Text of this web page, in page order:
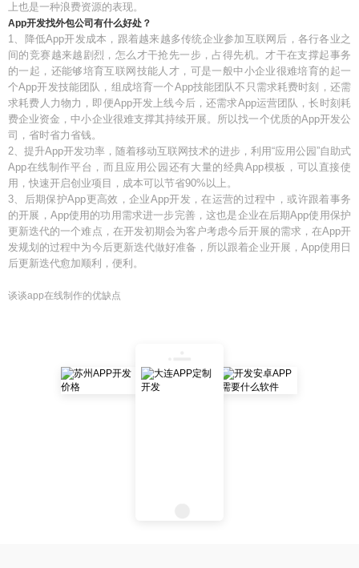
上也是一种浪费资源的表现。
App开发找外包公司有什么好处？
1、降低App开发成本，跟着越来越多传统企业参加互联网后，各行各业之
间的竞赛越来越剧烈，怎么才干抢先一步，占得先机。才干在支撑起事务
的一起，还能够培育互联网技能人才，可是一般中小企业很难培育的起一
个App开发技能团队，组成培育一个App技能团队不只需求耗费时刻，还需
求耗费人力物力，即便App开发上线今后，还需求App运营团队，长时刻耗
费企业资金，中小企业很难支撑其持续开展。所以找一个优质的App开发公
司，省时省力省钱。
2、提升App开发功率，随着移动互联网技术的进步，利用“应用公园”自助式
App在线制作平台，而且应用公园还有大量的经典App模板，可以直接使
用，快速开启创业项目，成本可以节省90%以上。
3、后期保护App更高效，企业App开发，在运营的过程中，或许跟着事务
的开展，App使用的功用需求进一步完善，这也是企业在后期App使用保护
更新迭代的一个难点，在开发初期会为客户考虑今后开展的需求，在App开
发规划的过程中为今后更新迭代做好准备，所以跟着企业开展，App使用日
后更新迭代愈加顺利，便利。
谈谈app在线制作的优缺点